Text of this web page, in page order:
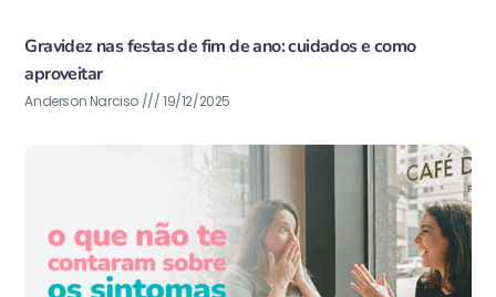
Gravidez nas festas de fim de ano: cuidados e como
aproveitar
Anderson Narciso 19/12/2025